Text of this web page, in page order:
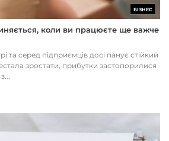
БІЗНЕС
коли ви працюєте ще важче
та серед підприємців досі панує стійкий
зростати, прибутки застопорилися